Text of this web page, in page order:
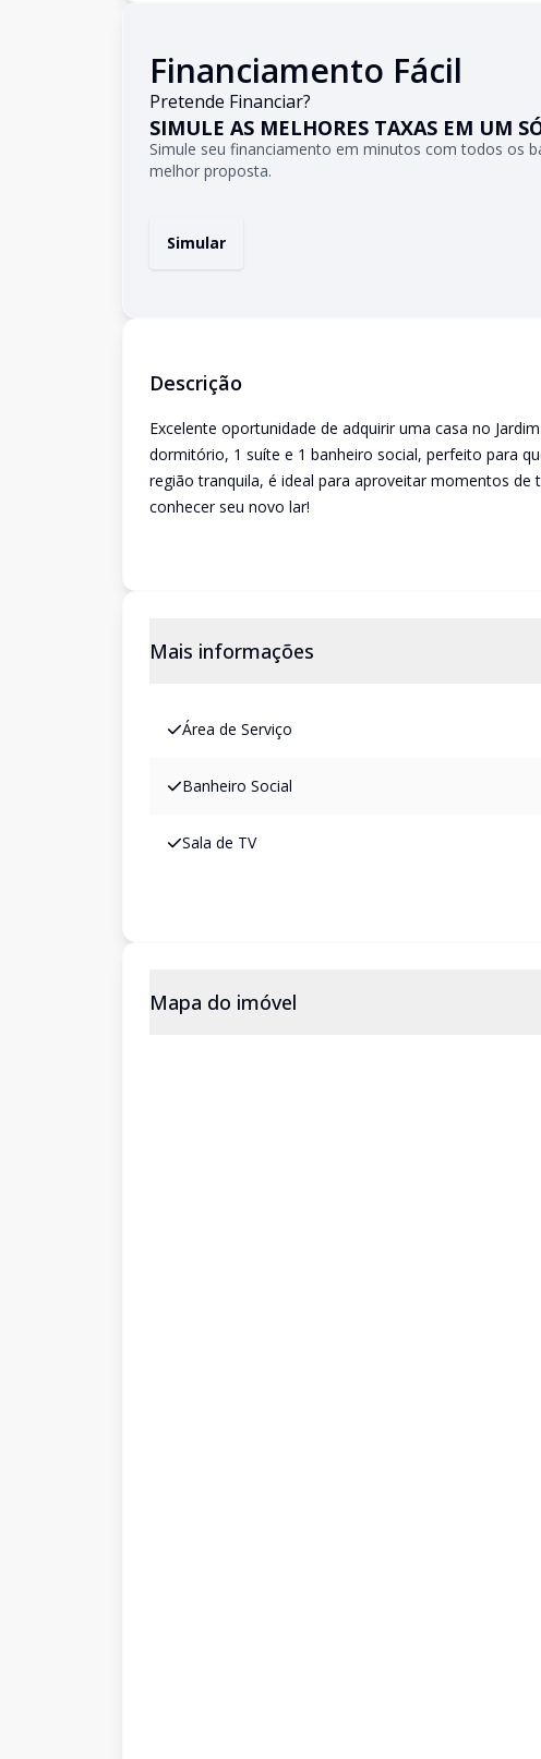
Financiamento Fácil
Pretende Financiar?
SIMULE AS MELHORES TAXAS EM UM
Simule seu financiamento em minutos com todos os
melhor proposta.
Simular
Descrição
Excelente oportunidade de adquirir uma casa no
dormitório, 1 suíte e 1 banheiro social, perfeito para
região tranquila, é ideal para aproveitar momentos de
conhecer seu novo lar!
Mais informações
Área de Serviço
Banheiro Social
Sala de TV
Mapa do imóvel